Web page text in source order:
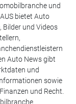
und
bietet Auto
und Videos
Auto News gibt
und
sowie
und Recht.